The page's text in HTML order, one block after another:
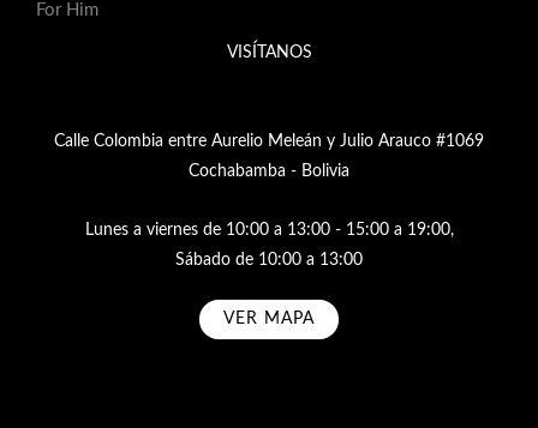
For Him
VISÍTANOS
Calle Colombia entre Aurelio Meleán y Julio Arauco #1069
Cochabamba - Bolivia
Lunes a viernes de 10:00 a 13:00 - 15:00 a 19:00,
Sábado de 10:00 a 13:00
VER MAPA